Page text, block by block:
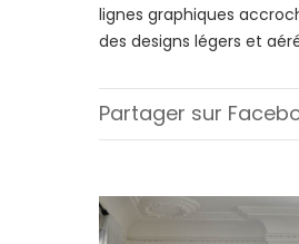
lignes graphiques
des designs légers et
Partager sur